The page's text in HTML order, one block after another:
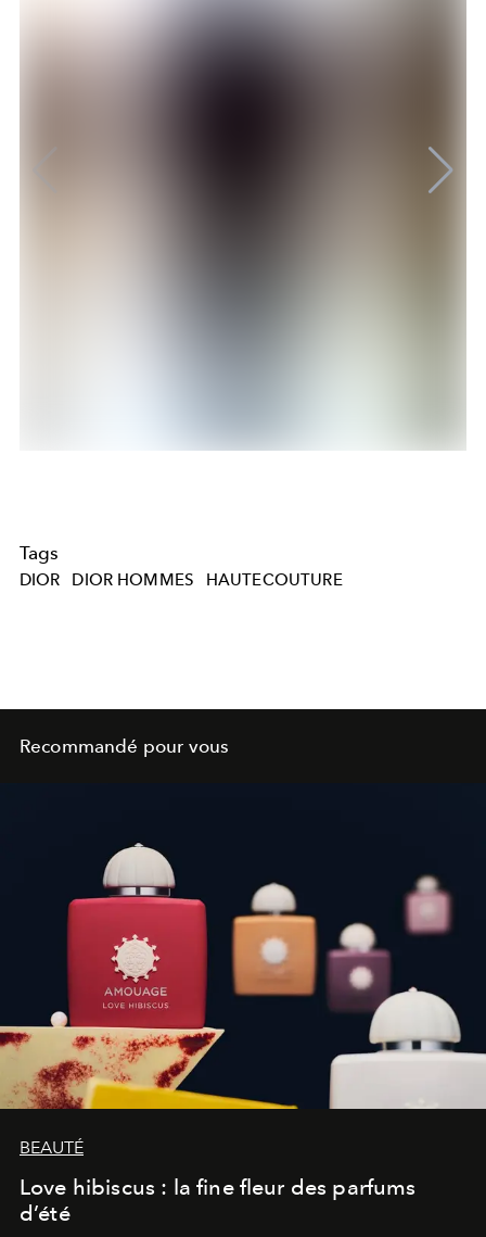
Tags
DIOR DIOR HOMMES HAUTECOUTURE
Recommandé pour vous
BEAUTÉ
Love hibiscus : la fine fleur des parfums
d’été